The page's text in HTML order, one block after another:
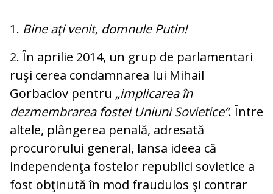
1. Bine aţi venit, domnule Putin!
2. În aprilie 2014, un grup de parlamentari
ruşi cerea condamnarea lui Mihail
Gorbaciov pentru „implicareaîn
dezmembrarea fostei Uniuni Sovietice“. Între
altele, plângerea penală, adresată
procurorului general, lansa ideea că
independenţa fostelor republici sovietice a
fost obţinută în mod fraudulos şi contrar